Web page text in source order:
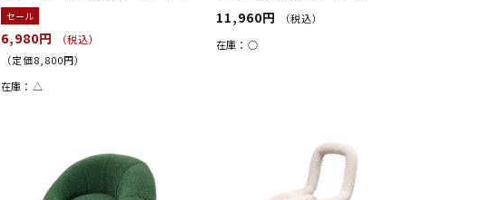
セール
6,980円
（税込）
（定価8,800円）
在庫： △
11,960円
（税込）
在庫：○